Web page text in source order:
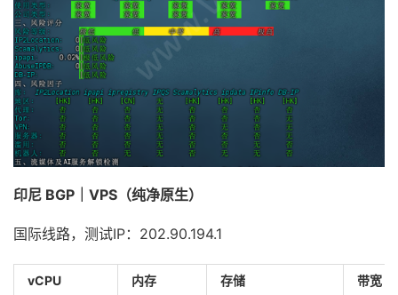
印尼 BGP｜VPS（纯净原生）
国际线路，测试IP：202.90.194.1
vCPU 内存 存储 带宽